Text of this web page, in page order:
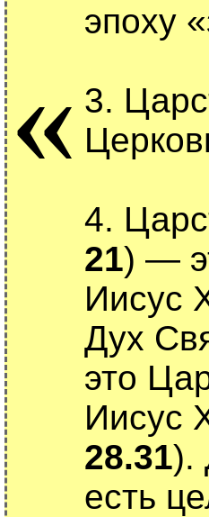
«
эпоху
3.
4.
21) —
Иисус
Дух
это
Иисус
28.31).
есть